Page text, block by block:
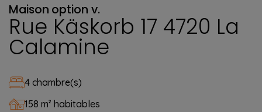
Maison option v.
Rue Käskorb 17 4720 La
Calamine
4 chambre(s)
158 m² habitables